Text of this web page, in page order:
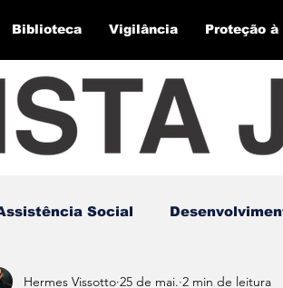
Biblioteca Vigilância Proteção
Social
Hermes Vissotto 25 de mai. 2 min de leitura